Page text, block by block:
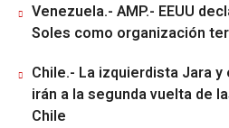
Venezuela.- AMP.- EEUU
Soles como organización
Chile.- La izquierdista Jara
irán a la segunda vuelta de
Chile